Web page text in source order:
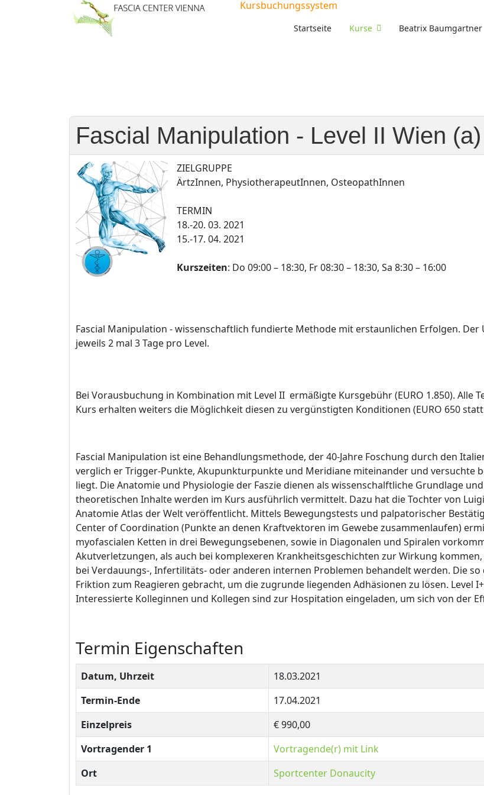
Kursbuchungssystem
Startseite Kurse Beatrix Baumgartner
Fascial Manipulation - Level II Wien (a)
ZIELGRUPPE
ÄrtzInnen, PhysiotherapeutInnen, OsteopathInnen
TERMIN
18.-20. 03. 2021
15.-17. 04. 2021
Kurszeiten: Do 09:00 – 18:30, Fr 08:30 – 18:30, Sa 8:30 – 16:00
Fascial Manipulation - wissenschaftlich fundierte Methode mit erstaunlichen Erfolgen.
jeweils 2 mal 3 Tage pro Level.
Bei Vorausbuchung in Kombination mit Level II ermäßigte Kursgebühr (EURO 1.850). Alle
Kurs erhalten weiters die Möglichkeit diesen zu vergünstigten Konditionen (EURO 650
Fascial Manipulation ist eine Behandlungsmethode, der 40-Jahre Foschung durch den
verglich er Trigger-Punkte, Akupunkturpunkte und Meridiane miteinander und versuchte
liegt. Die Anatomie und Physiologie der Faszie dienen als wissenschalftliche Grundlage
theoretischen Inhalte werden im Kurs ausführlich vermittelt. Dazu hat die Tochter von Luigi
Anatomie Atlas der Welt veröffentlicht. Mittels Bewegungstests und palpatorischer
Center of Coordination (Punkte an denen Kraftvektoren im Gewebe zusammenlaufen)
myofascialen Ketten in drei Bewegungsebenen, sowie in Diagonalen und Spiralen
Akutverletzungen, als auch bei komplexeren Krankheitsgeschichten zur Wirkung
bei Verdauungs-, Infertilitäts- oder anderen internen Problemen behandelt werden. Die
Friktion zum Reagieren gebracht, um die zugrunde liegenden Adhäsionen zu lösen. Level
Interessierte Kolleginnen und Kollegen sind zur Hospitation eingeladen, um sich von der
Termin Eigenschaften
Datum, Uhrzeit
18.03.2021
Termin-Ende
17.04.2021
Einzelpreis
€ 990,00
Vortragender 1
Vortragende(r) mit Link
Ort
Sportcenter Donaucity